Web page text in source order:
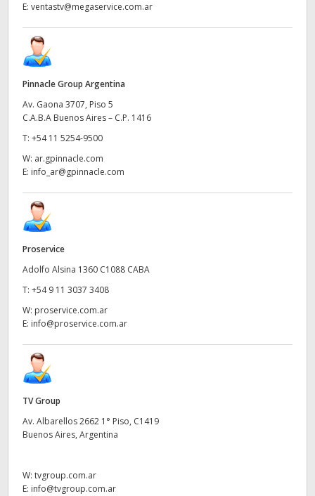
E: ventastv@megaservice.com.ar
Pinnacle Group Argentina
Av. Gaona 3707, Piso 5
C.A.B.A Buenos Aires – C.P. 1416
T: +54 11 5254-9500
W: ar.gpinnacle.com
E: info_ar@gpinnacle.com
Proservice
Adolfo Alsina 1360 C1088 CABA
T: +54 9 11 3037 3408
W: proservice.com.ar
E: info@proservice.com.ar
TV Group
Av. Albarellos 2662 1° Piso, C1419
Buenos Aires, Argentina
W: tvgroup.com.ar
E: info@tvgroup.com.ar